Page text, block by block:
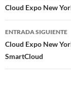
de
entradas
Cloud Expo New
ENTRADA SIGUIENTE
Cloud Expo New
SmartCloud